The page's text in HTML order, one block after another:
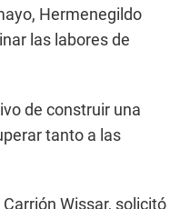
Hermenegildo
las labores de
de construir una
tanto a las
Wissar, solicitó